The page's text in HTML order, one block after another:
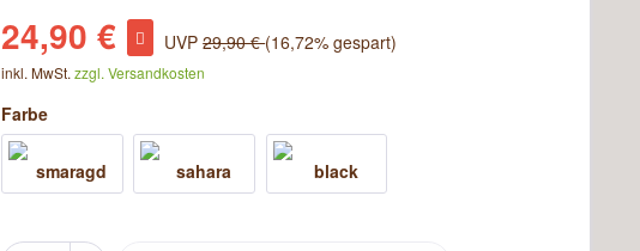
24,90 € UVP29,90 €(16,72% gespart)
inkl. MwSt.zzgl. Versandkosten
Farbe